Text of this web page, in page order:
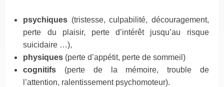
psychiques (tristesse, culpabilité, découragement,
perte du plaisir, perte d’intérêt jusqu’au risque
suicidaire …),
physiques (perte d’appétit, perte de sommeil)
cognitifs (perte de la mémoire, trouble de
l’attention, ralentissement psychomoteur).